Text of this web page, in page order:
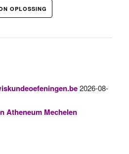
OPLOSSING
2026-08-
Atheneum Mechelen